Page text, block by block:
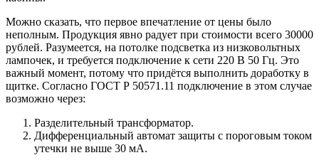
Можно сказать, что первое впечатление от цены было
неполным. Продукция явно радует при стоимости всего 30000
рублей. Разумеется, на потолке подсветка из низковольтных
лампочек, и требуется подключение к сети 220 В 50 Гц. Это
важный момент, потому что придётся выполнить доработку в
щитке. Согласно ГОСТ Р 50571.11 подключение в этом случае
возможно через:
Разделительный трансформатор.
Дифференциальный автомат защиты с пороговым током
утечки не выше 30 мА.